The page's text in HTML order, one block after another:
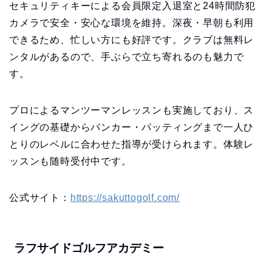
セキュリティキーによる会員限定入退室と24時間防犯
カメラで安全・安心な環境を維持。深夜・早朝も利用
できるため、忙しい方にも好評です。クラブは無料レ
ンタルがあるので、手ぶらで立ち寄れるのも魅力で
す。
プロによるマンツーマンレッスンも実施しており、ス
イングの基礎からバンカー・パッティングまで一人ひ
とりのレベルに合わせた指導が受けられます。体験レ
ッスンも随時受付中です。
公式サイト： https://sakuttogolf.com/
ラフサイドゴルフアカデミー